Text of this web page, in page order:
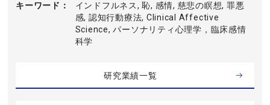
キーワード
インドフルネス, 恥, 感情, 慈悲の瞑想, 罪悪
感, 認知行動療法, Clinical Affective
Science, パーソナリティ心理学，臨床感情
科学
研究業績一覧